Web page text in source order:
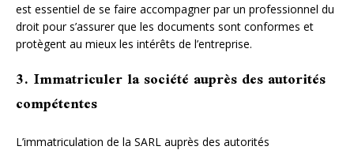
est essentiel de se faire accompagner par un professionnel du
droit pour s’assurer que les documents sont conformes et
protègent au mieux les intérêts de l’entreprise.
3. Immatriculer la société auprès des autorités
compétentes
L’immatriculation de la SARL auprès des autorités